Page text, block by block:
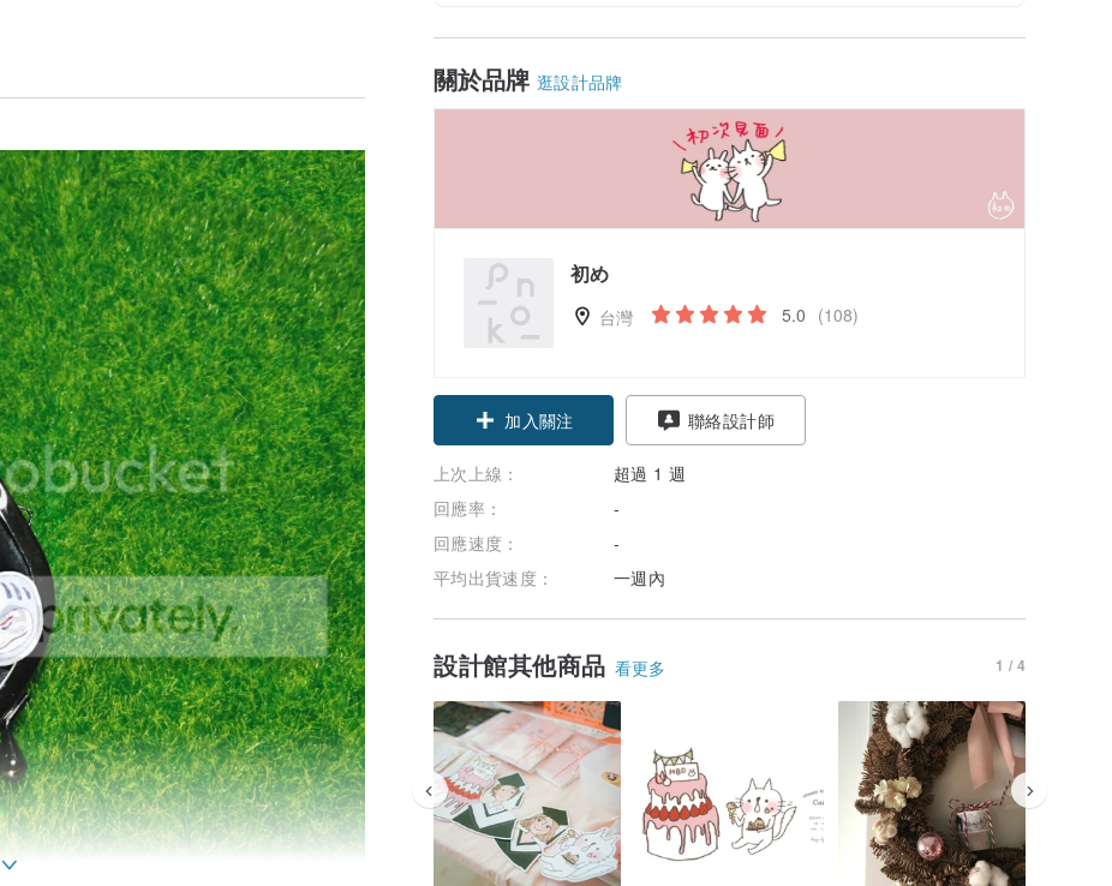
關於品牌 逛設計品牌
初め
台灣 5.0 (108)
加入關注 聯絡設計師
上次上線：
超過 1 週
回應率：
-
回應速度：
-
平均出貨速度：
一週內
設計館其他商品 看更多 1 / 4